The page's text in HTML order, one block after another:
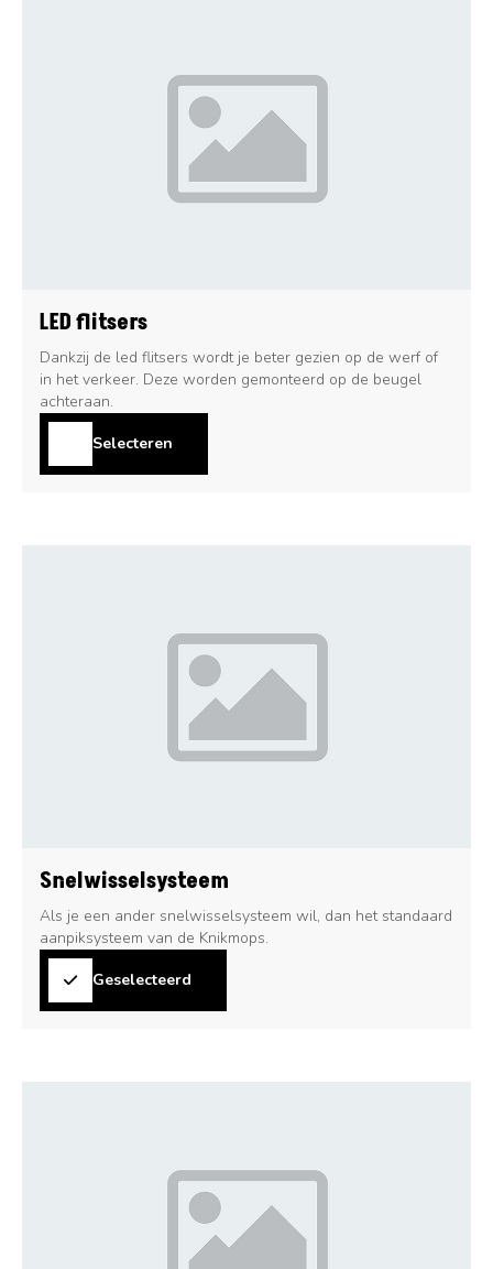
LED flitsers
Dankzij de led flitsers wordt je beter gezien op de werf of
in het verkeer. Deze worden gemonteerd op de beugel
achteraan.
Selecteren
Snelwisselsysteem
Als je een ander snelwisselsysteem wil, dan het standaard
aanpiksysteem van de Knikmops.
Geselecteerd